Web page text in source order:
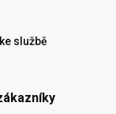
službě